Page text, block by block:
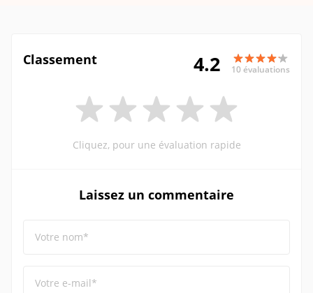
Classement 4.2 10 évaluations
Cliquez, pour une évaluation rapide
Laissez un commentaire
Votre nom*
Votre e-mail*